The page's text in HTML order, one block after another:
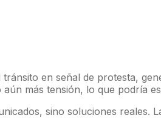
en señal de protesta,
más tensión, lo que podría
sino soluciones